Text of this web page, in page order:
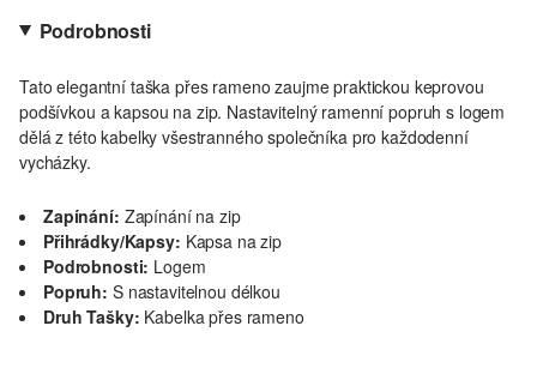
Podrobnosti
Tato elegantní taška přes rameno zaujme praktickou keprovou
podšívkou a kapsou na zip. Nastavitelný ramenní popruh s logem
dělá z této kabelky všestranného společníka pro každodenní
vycházky.
Zapínání: Zapínání na zip
Přihrádky/kapsy: Kapsa na zip
Podrobnosti: Logem
Popruh: S nastavitelnou délkou
Druh Tašky: Kabelka přes rameno